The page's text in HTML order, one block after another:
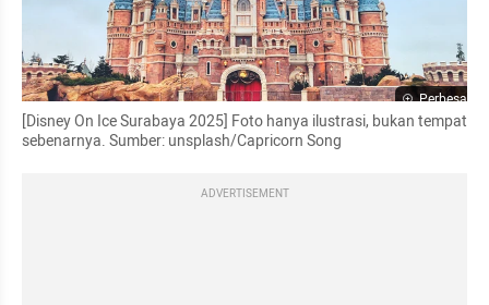
Perbesar
[Disney On Ice Surabaya 2025] Foto hanya ilustrasi, bukan tempat
sebenarnya. Sumber: unsplash/Capricorn Song
ADVERTISEMENT